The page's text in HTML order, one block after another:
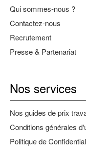
Qui sommes-nous ?
Contactez-nous
Recrutement
Presse & Partenariat
Nos services
Nos guides de prix
Conditions générales
Politique de